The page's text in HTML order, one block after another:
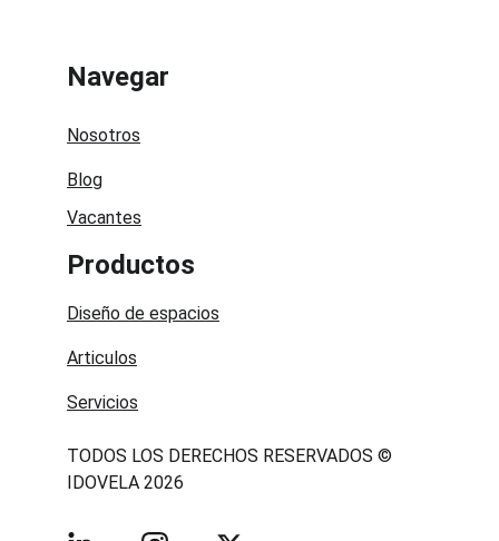
TODOS LOS DERECHOS RESERVADOS ©
IDOVELA 2026
Navegar
Nosotros
Blog
Vacantes
Productos
Diseño de espacios
Articulos
Servicios